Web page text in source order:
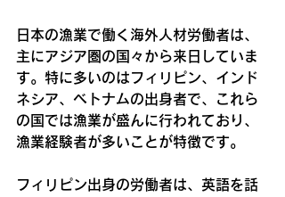
日本の漁業で働く海外人材労働者は、
主にアジア圏の国々から来日していま
す。特に多いのはフィリピン、インド
ネシア、ベトナムの出身者で、これら
の国では漁業が盛んに行われており、
漁業経験者が多いことが特徴です。
フィリピン出身の労働者は、英語を話